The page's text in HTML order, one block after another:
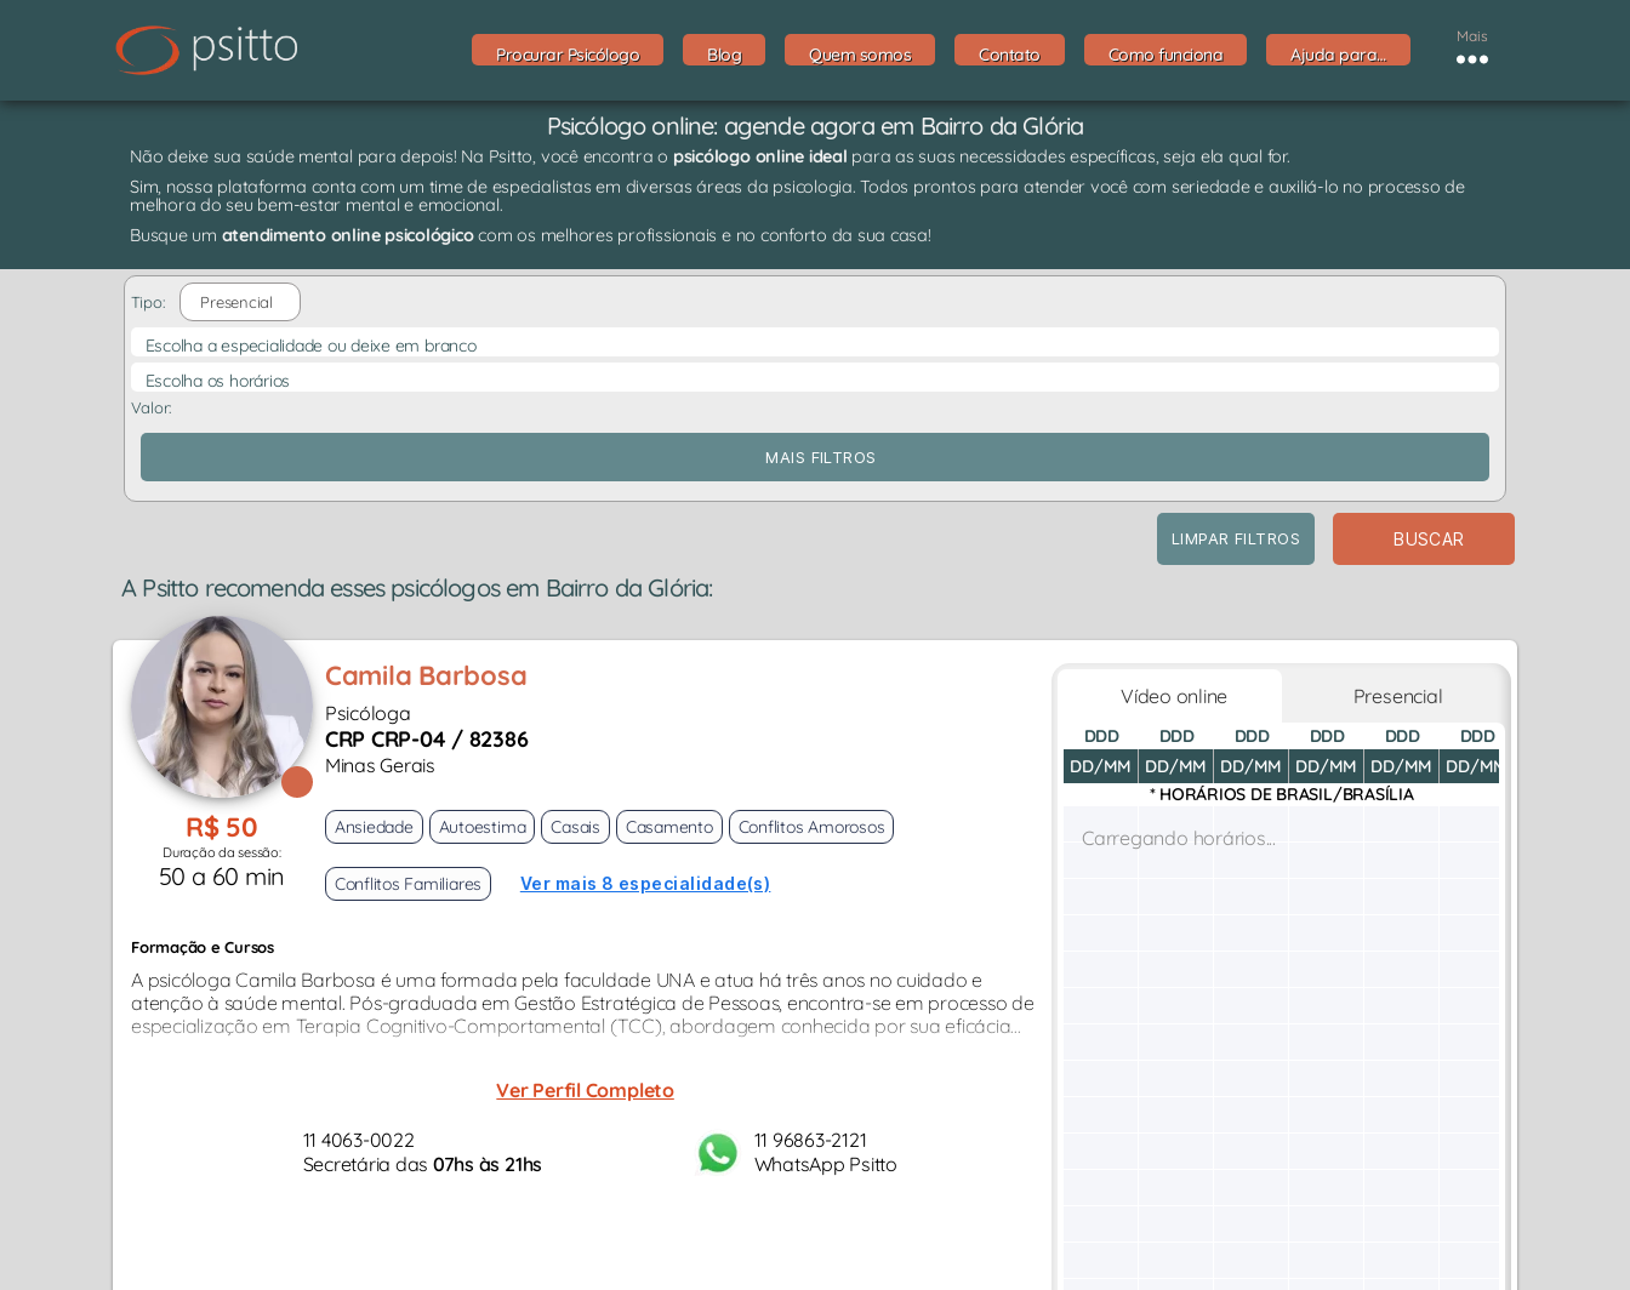
Procurar Psicólogo Blog Quem somos Contato Como funciona Ajuda para…
Mais
Psicólogo online: agende agora em Bairro da Glória
Não deixe sua saúde mental para depois! Na Psitto, você encontra o psicólogo online ideal para as suas necessidades específicas, seja ela qual for.
Sim, nossa plataforma conta com um time de especialistas em diversas áreas da psicologia. Todos prontos para atender você com seriedade e auxiliá-lo no processo de
melhora do seu bem-estar mental e emocional.
Busque um atendimento online psicológicocom os melhores profissionais e no conforto da sua casa!
Tipo: Presencial
Escolha a especialidade ou deixe em branco
Escolha os horários
Valor:
MAIS FILTROS
LIMPAR FILTROS BUSCAR
A Psitto recomenda esses psicólogos em Bairro da Glória:
Camila Barbosa
Psicóloga
CRP CRP-04 / 82386
Minas Gerais
R$ 50
Duração da sessão:
50 a 60 min
Ansiedade Autoestima Casais Casamento Conflitos Amorosos
Conflitos Familiares Ver mais 8 especialidade(s)
Formação e Cursos
A psicóloga Camila Barbosa é uma formada pela faculdade UNA e atua há três anos no cuidado e
atenção à saúde mental. Pós-graduada em Gestão Estratégica de Pessoas, encontra-se em processo de
especialização em Terapia Cognitivo-Comportamental (TCC), abordagem conhecida por sua eficácia...
Ver Perfil Completo
11 4063-0022
Secretária das 07hs às 21hs
11 96863-2121
WhatsApp Psitto
Vídeo online Presencial
DDD
DD/MM
DDD
DD/MM
DDD
DD/MM
DDD
DD/MM
DDD
DD/MM
DDD
DD/MM
* HORÁRIOS DE BRASIL/BRASÍLIA
Carregando horários...